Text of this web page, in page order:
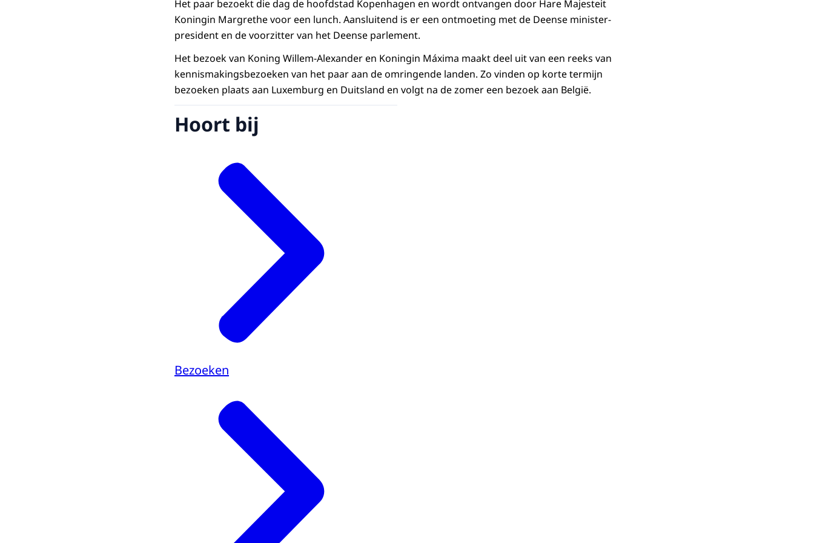
Het paar bezoekt die dag de hoofdstad Kopenhagen en wordt ontvangen door Hare Majesteit
Koningin Margrethe voor een lunch. Aansluitend is er een ontmoeting met de Deense minister-
president en de voorzitter van het Deense parlement.
Het bezoek van Koning Willem-Alexander en Koningin Máxima maakt deel uit van een reeks van
kennismakingsbezoeken van het paar aan de omringende landen. Zo vinden op korte termijn
bezoeken plaats aan Luxemburg en Duitsland en volgt na de zomer een bezoek aan België.
Hoort bij
Bezoeken